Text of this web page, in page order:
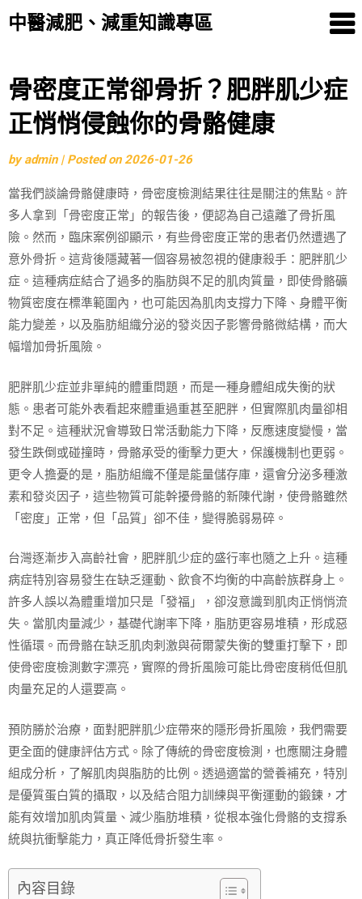
中醫減肥、減重知識專區
Skip
to
content
骨密度正常卻骨折？肥胖肌少症
正悄悄侵蝕你的骨骼健康
byadmin | Posted on2026-01-26
當我們談論骨骼健康時，骨密度檢測結果往往是關注的焦點。許
多人拿到「骨密度正常」的報告後，便認為自己遠離了骨折風
險。然而，臨床案例卻顯示，有些骨密度正常的患者仍然遭遇了
意外骨折。這背後隱藏著一個容易被忽視的健康殺手：肥胖肌少
症。這種病症結合了過多的脂肪與不足的肌肉質量，即使骨骼礦
物質密度在標準範圍內，也可能因為肌肉支撐力下降、身體平衡
能力變差，以及脂肪組織分泌的發炎因子影響骨骼微結構，而大
幅增加骨折風險。
肥胖肌少症並非單純的體重問題，而是一種身體組成失衡的狀
態。患者可能外表看起來體重過重甚至肥胖，但實際肌肉量卻相
對不足。這種狀況會導致日常活動能力下降，反應速度變慢，當
發生跌倒或碰撞時，骨骼承受的衝擊力更大，保護機制也更弱。
更令人擔憂的是，脂肪組織不僅是能量儲存庫，還會分泌多種激
素和發炎因子，這些物質可能幹擾骨骼的新陳代謝，使骨骼雖然
「密度」正常，但「品質」卻不佳，變得脆弱易碎。
台灣逐漸步入高齡社會，肥胖肌少症的盛行率也隨之上升。這種
病症特別容易發生在缺乏運動、飲食不均衡的中高齡族群身上。
許多人誤以為體重增加只是「發福」，卻沒意識到肌肉正悄悄流
失。當肌肉量減少，基礎代謝率下降，脂肪更容易堆積，形成惡
性循環。而骨骼在缺乏肌肉刺激與荷爾蒙失衡的雙重打擊下，即
使骨密度檢測數字漂亮，實際的骨折風險可能比骨密度稍低但肌
肉量充足的人還要高。
預防勝於治療，面對肥胖肌少症帶來的隱形骨折風險，我們需要
更全面的健康評估方式。除了傳統的骨密度檢測，也應關注身體
組成分析，了解肌肉與脂肪的比例。透過適當的營養補充，特別
是優質蛋白質的攝取，以及結合阻力訓練與平衡運動的鍛鍊，才
能有效增加肌肉質量、減少脂肪堆積，從根本強化骨骼的支撐系
統與抗衝擊能力，真正降低骨折發生率。
內容目錄